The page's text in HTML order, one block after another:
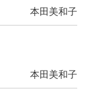
本田美和子
本田美和子